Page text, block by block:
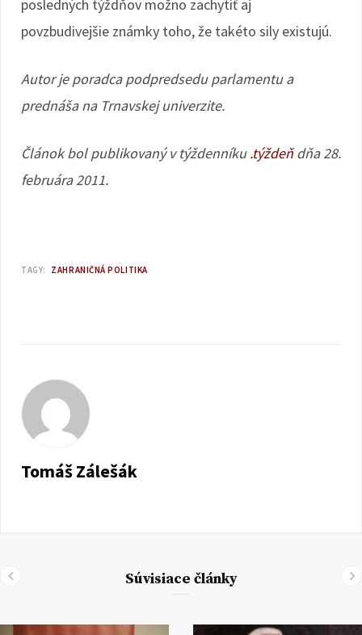
posledných týždňov možno zachytiť aj
povzbudivejšie známky toho, že takéto sily existujú.
Autor je poradca podpredsedu parlamentu a
prednáša na Trnavskej univerzite.
Článok bol publikovaný v týždenníku.týždeňdňa 28.
februára 2011.
TAGY: ZAHRANIČNÁ POLITIKA
Tomáš Zálešák
Súvisiace články